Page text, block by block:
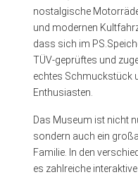
nostalgische
und modernen
dass sich im
TÜV-geprüftes und
echtes Schmuckstück
Enthusiasten.
Das Museum ist nicht
sondern auch ein
Familie. In den
es zahlreiche